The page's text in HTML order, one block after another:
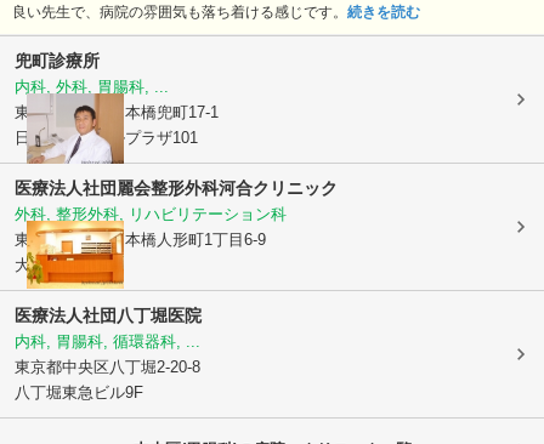
良い先生で、病院の雰囲気も落ち着ける感じです。 続きを読む
兜町診療所
内科, 外科, 胃腸科, ...
東京都中央区
日本橋兜町17-1
日本橋ロイヤルプラザ101
医療法人社団麗会整形外科河合クリニック
外科, 整形外科, リハビリテーション科
東京都中央区日本橋人形町1丁目6-9
大内ビル2階
医療法人社団八丁堀医院
内科, 胃腸科, 循環器科, ...
東京都中央区 八丁堀2-20-8
八丁堀東急ビル9F